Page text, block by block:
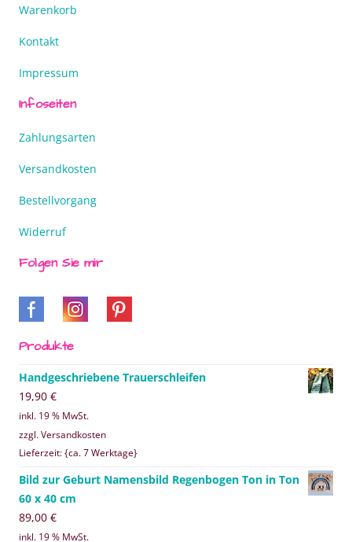
Warenkorb
Kontakt
Impressum
Infoseiten
Zahlungsarten
Versandkosten
Bestellvorgang
Widerruf
Folgen Sie mir
Produkte
Handgeschriebene Trauerschleifen
19,90 €
inkl. 19 % MwSt.
zzgl. Versandkosten
Lieferzeit: {ca. 7 Werktage}
Bild zur Geburt Namensbild Regenbogen Ton in Ton
60 x 40 cm
89,00 €
inkl. 19 % MwSt.